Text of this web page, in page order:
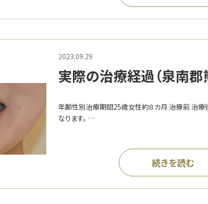
2023.09.29
実際の治療経過（泉南
年齢性別治療期間25歳女性約８カ月 治療前 治
なります。 …
続きを読む